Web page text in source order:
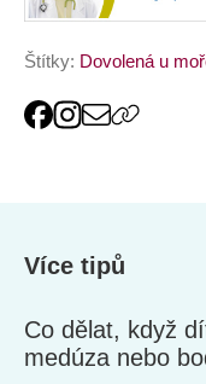
Štítky: Dovolená u
Více tipů
Co dělat, když
medúza nebo